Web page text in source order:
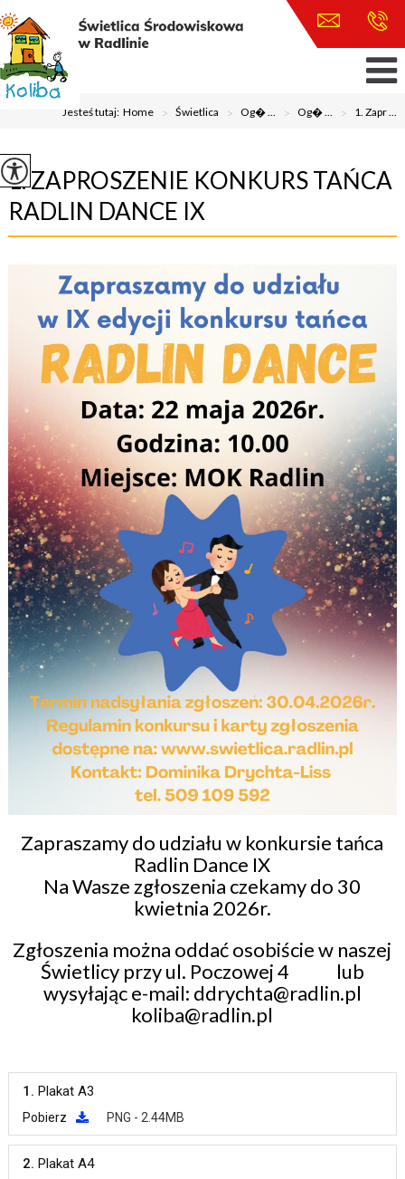
Jesteś tutaj:Home > Świetlica > Og� ... > Og� ... > 1. Zapr ...
1. ZAPROSZENIE KONKURS TAŃCA
RADLIN DANCE IX
Zapraszamy do udziału w konkursie tańca
Radlin Dance IX
Na Wasze zgłoszenia czekamy do 30
kwietnia 2026r.
Zgłoszenia można oddać osobiście w naszej
Świetlicy przy ul. Poczowej 4 lub
wysyłając e-mail: ddrychta@radlin.pl
koliba@radlin.pl
1. Plakat A3
Pobierz PNG - 2.44MB
2. Plakat A4